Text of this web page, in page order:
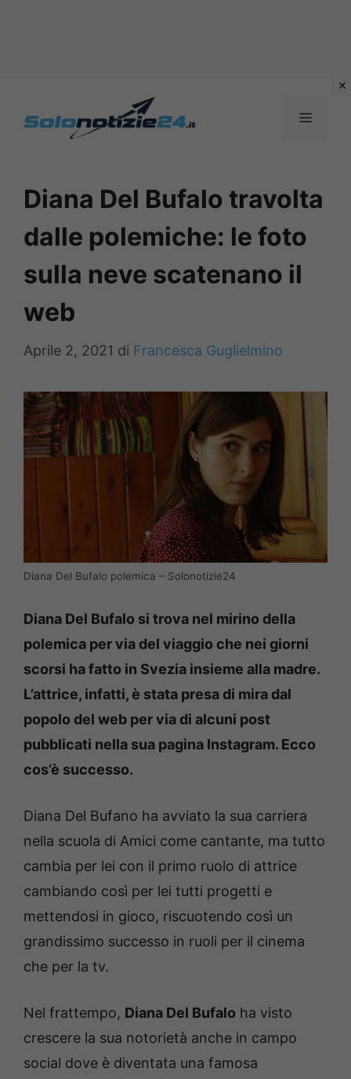
MENU
Diana Del Bufalo travolta
dalle polemiche: le foto
sulla neve scatenano il
web
Aprile 2, 2021 di Francesca Guglielmino
Diana Del Bufalo polemica – Solonotizie24
Diana Del Bufalo si trova nel mirino della
polemica per via del viaggio che nei giorni
scorsi ha fatto in Svezia insieme alla madre.
L’attrice, infatti, è stata presa di mira dal
popolo del web per via di alcuni post
pubblicati nella sua pagina Instagram. Ecco
cos’è successo.
Diana Del Bufano ha avviato la sua carriera
nella scuola di Amici come cantante, ma tutto
cambia per lei con il primo ruolo di attrice
cambiando così per lei tutti progetti e
mettendosi in gioco, riscuotendo così un
grandissimo successo in ruoli per il cinema
che per la tv.
Nel frattempo, Diana Del Bufalo ha visto
crescere la sua notorietà anche in campo
social dove è diventata una famosa